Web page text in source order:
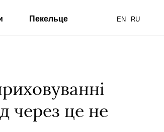
EN RU
Пекельце
через це не